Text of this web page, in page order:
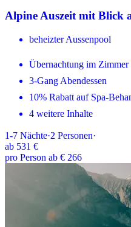
Alpine Auszeit mit Blick
beheizter Aussenpool
Übernachtung im Zimmer
3-Gang Abendessen
10% Rabatt auf Spa-
4 weitere Inhalte
1-7 Nächte·2 Personen·
ab 531 €
pro Person ab € 266